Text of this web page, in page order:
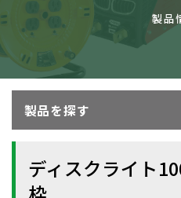
製品
製品を探す
ディスクライト